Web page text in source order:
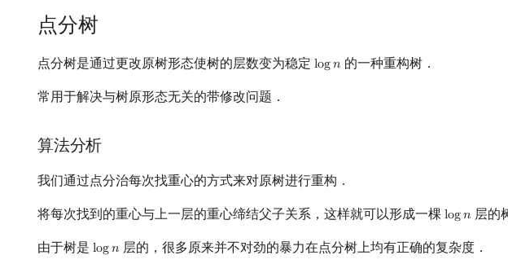
点分树
点分树是通过更改原树形态使树的层数变为稳定 log𝑛
logn 的一种重构树．
常用于解决与树原形态无关的带修改问题．
算法分析
我们通过点分治每次找重心的方式来对原树进行重构．
将每次找到的重心与上一层的重心缔结父子关系，这样就可以形成一棵 log𝑛
logn 层的
由于树是 log𝑛
logn 层的，很多原来并不对劲的暴力在点分树上均有正确的复杂度．